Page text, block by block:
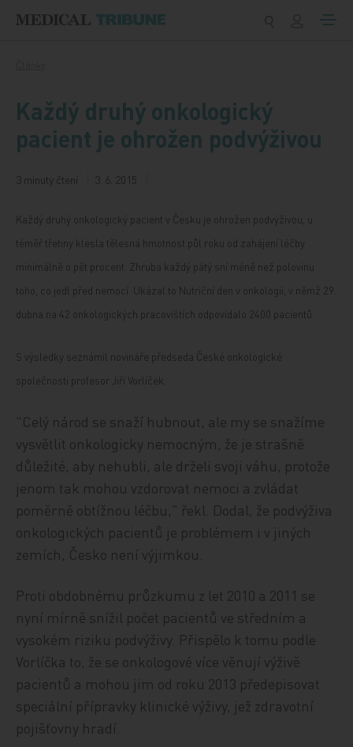
Každý druhý onkologický
pacient je ohrožen podvýživou
3 minuty čtení 3. 6. 2015
Každý druhý onkologický pacient v Česku je ohrožen podvýživou, u
téměř třetiny klesla tělesná hmotnost půl roku od zahájení léčby
minimálně o pět procent. Zhruba každý pátý sní méně než polovinu
toho, co jedl před nemocí. Ukázal to Nutriční den v onkologii, v němž 29.
dubna na 42 onkologických pracovištích odpovídalo 2400 pacientů.
S výsledky seznámil novináře předseda České onkologické
společnosti profesor Jiří Vorlíček.
"Celý národ se snaží hubnout, ale my se snažíme
vysvětlit onkologicky nemocným, že je strašně
důležité, aby nehubli, ale drželi svoji váhu, protože
jenom tak mohou vzdorovat nemoci a zvládat
poměrně obtížnou léčbu," řekl. Dodal, že podvýživa
onkologických pacientů je problémem i v jiných
zemích, Česko není výjimkou.
Proti obdobnému průzkumu z let 2010 a 2011 se
nyní mírně snížil počet pacientů ve středním a
vysokém riziku podvýživy. Přispělo k tomu podle
Vorlíčka to, že se onkologové více věnují výživě
pacientů a mohou jim od roku 2013 předepisovat
speciální přípravky klinické výživy, jež zdravotní
pojišťovny hradí.